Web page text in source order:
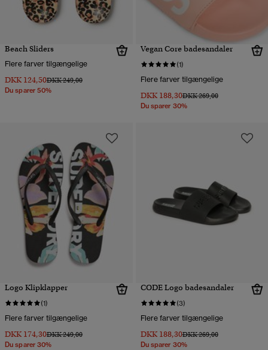
Beach Sliders
Flere farver tilgængelige
DKK 124,50Pris nedsat fra
DKK 249,00til
Du sparer 50%
Vegan Core badesandaler
(1)
Flere farver tilgængelige
DKK 188,30Pris nedsat fra
DKK 269,00til
Du sparer 30%
Logo Klipklapper
(1)
Flere farver tilgængelige
DKK 174,30Pris nedsat fra
DKK 249,00til
Du sparer 30%
CODE Logo badesandaler
(3)
Flere farver tilgængelige
DKK 188,30Pris nedsat fra
DKK 269,00til
Du sparer 30%